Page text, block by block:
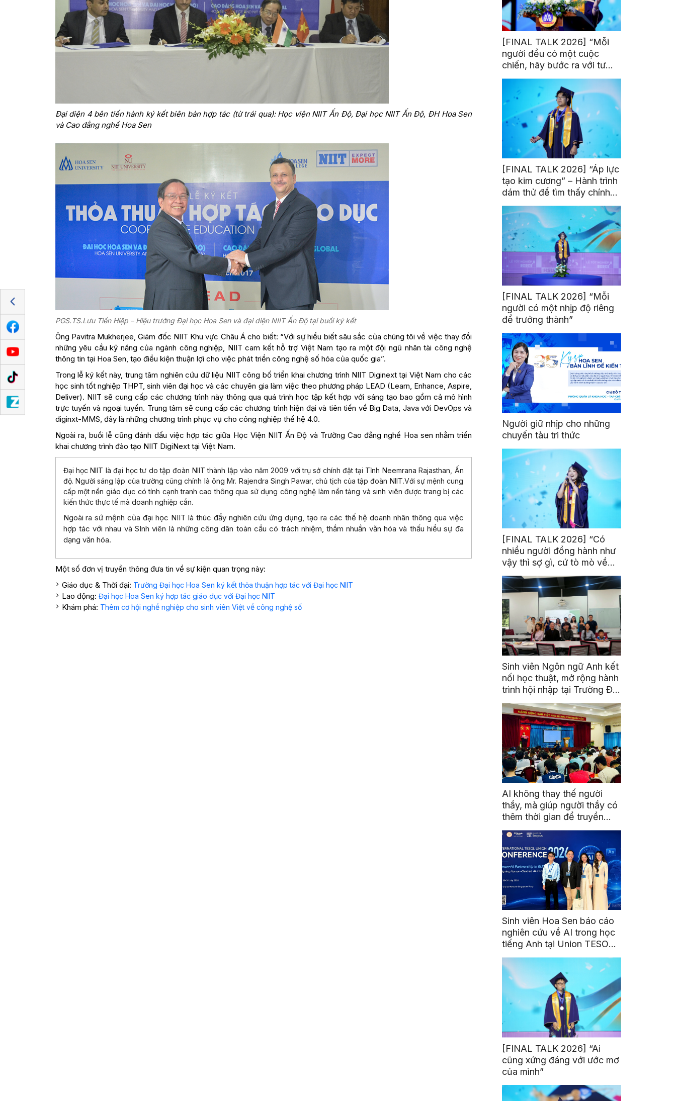
Đại diện 4 bên tiến hành ký kết biên bản hợp tác (từ trái qua): Học viện NIIT Ấn Độ, Đại học NIIT Ấn Độ, ĐH Hoa Sen
và Cao đẳng nghề Hoa Sen
PGS.TS.Lưu Tiến Hiệp – Hiệu trưởng Đại học Hoa Sen và đại diện NIIT Ấn Độ tại buổi ký kết
Ông Pavitra Mukherjee, Giám đốc NIIT Khu vực Châu Á cho biết: “Với sự hiểu biết sâu sắc của chúng tôi về việc thay đổi
những yêu cầu kỹ năng của ngành công nghiệp, NIIT cam kết hỗ trợ Việt Nam tạo ra một đội ngũ nhân tài công nghệ
thông tin tại Hoa Sen, tạo điều kiện thuận lợi cho việc phát triển công nghệ số hóa của quốc gia”.
Trong lễ ký kết này, trung tâm nghiên cứu dữ liệu NIIT công bố triển khai chương trình NIIT Diginext tại Việt Nam cho các
học sinh tốt nghiệp THPT, sinh viên đại học và các chuyên gia làm việc theo phương pháp LEAD (Learn, Enhance, Aspire,
Deliver). NIIT sẽ cung cấp các chương trình này thông qua quá trình học tập kết hợp với sáng tạo bao gồm cả mô hình
trực tuyến và ngoại tuyến. Trung tâm sẽ cung cấp các chương trình hiện đại và tiên tiến về Big Data, Java với DevOps và
diginxt-MMS, đây là những chương trình phục vụ cho công nghiệp thế hệ 4.0.
Ngoài ra, buổi lễ cũng đánh dấu việc hợp tác giữa Học Viện NIIT Ấn Độ và Trường Cao đẳng nghề Hoa sen nhằm triển
khai chương trình đào tạo NIIT DigiNext tại Việt Nam.
Đại học NIIT là đại học tư do tập đoàn NIIT thành lập vào năm 2009 với trụ sở chính đặt tại Tỉnh Neemrana Rajasthan, Ấn
độ. Người sáng lập của trường cũng chính là ông Mr. Rajendra Singh Pawar, chủ tịch của tập đoàn NIIT.Với sự mệnh cung
cấp một nền giáo dục có tính cạnh tranh cao thông qua sử dụng công nghệ làm nền tảng và sinh viên được trang bị các
kiến thức thực tế mà doanh nghiệp cần.
Ngoài ra sứ mệnh của đại học NIIT là thúc đẩy nghiên cứu ứng dụng, tạo ra các thế hệ doanh nhân thông qua việc
hợp tác với nhau và SInh viên là những công dân toàn cầu có trách nhiệm, thắm nhuần văn hóa và thấu hiểu sự đa
dạng văn hóa.
Một số đơn vị truyền thông đưa tin về sự kiện quan trọng này:
Giáo dục & Thời đại: Trường Đại học Hoa Sen ký kết thỏa thuận hợp tác với Đại học NIIT
Lao động: Đại học Hoa Sen ký hợp tác giáo dục với Đại học NIIT
Khám phá: Thêm cơ hội nghề nghiệp cho sinh viên Việt về công nghệ số
[FINAL TALK 2026] “Mỗi
người đều có một cuộc
chiến, hãy bước ra với tư
thế của người chiến thắng”
[FINAL TALK 2026] “Áp lực
tạo kim cương” – Hành trình
dám thử để tìm thấy chính
mình
[FINAL TALK 2026] “Mỗi
người có một nhịp độ riêng
để trưởng thành”
Người giữ nhịp cho những
chuyến tàu tri thức
[FINAL TALK 2026] “Có
nhiều người đồng hành như
vậy thì sợ gì, cứ tò mò về
thế giới thôi”
Sinh viên Ngôn ngữ Anh kết
nối học thuật, mở rộng hành
trình hội nhập tại Trường Đại
học Quốc gia Malaysia
AI không thay thế người
thầy, mà giúp người thầy có
thêm thời gian để truyền
cảm hứng
Sinh viên Hoa Sen báo cáo
nghiên cứu về AI trong học
tiếng Anh tại Union TESOL
2026 ở Singapore
[FINAL TALK 2026] “Ai
cũng xứng đáng với ước mơ
của mình”